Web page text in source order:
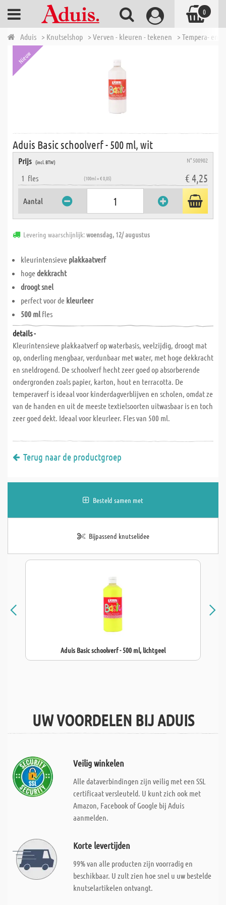
Aduis > Knutselshop > Verven - kleuren - tekenen > Tempera- en
Nieuw
Aduis Basic schoolverf - 500 ml, wit
Prijs (incl. BTW) N° 500902
1 fles (100ml = € 0,85) € 4,25
Aantal
Levering waarschijnlijk:woensdag, 12/ augustus
kleurintensieve plakkaatverf
hogedekkracht
droogt snel
perfect voor de kleurleer
500 mlfles
details -
Kleurintensieve plakkaatverf op waterbasis, veelzijdig, droogt mat
op, onderling mengbaar, verdunbaar met water, met hoge dekkracht
en sneldrogend. De schoolverf hecht zeer goed op absorberende
ondergronden zoals papier, karton, hout en terracotta. De
temperaverf is ideaal voor kinderdagverblijven en scholen, omdat ze
van de handen en uit de meeste textielsoorten uitwasbaar is en toch
zeer goed dekt. Ideaal voor kleurleer. Fles van 500 ml.
Terug naar de productgroep
Besteld samen met
Bijpassend knutselidee
Aduis Basic schoolverf - 500 ml, lichtgeel
UW VOORDELEN BIJ ADUIS
Veilig winkelen
Alle dataverbindingen zijn veilig met een SSL
certificaat versleuteld. U kunt zich ook met
Amazon, Facebook of Google bij Aduis
aanmelden.
Korte levertijden
99% van alle producten zijn voorradig en
beschikbaar. U zult zien hoe snel u uw bestelde
knutselartikelen ontvangt.
0